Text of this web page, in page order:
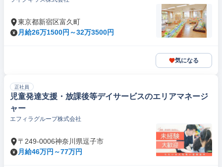
東京都新宿区富久町
月給26万1500円～32万3500円
気になる
正社員
児童発達支援・放課後等デイサービスのエリアマネージ
ャー
エフィラグループ株式会社
〒249-0006神奈川県逗子市
月給46万円～77万円